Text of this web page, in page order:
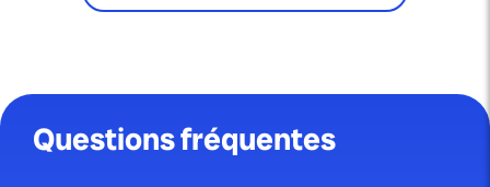
Questions fréquentes